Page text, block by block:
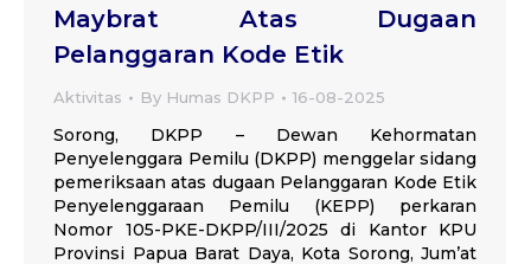
Maybrat Atas Dugaan
Pelanggaran Kode Etik
Aktivitas By Humas DKPP 16-08-2025
Sorong, DKPP – Dewan Kehormatan
Penyelenggara Pemilu (DKPP) menggelar sidang
pemeriksaan atas dugaan Pelanggaran Kode Etik
Penyelenggaraan Pemilu (KEPP) perkaran
Nomor 105-PKE-DKPP/III/2025 di Kantor KPU
Provinsi Papua Barat Daya, Kota Sorong, Jum’at